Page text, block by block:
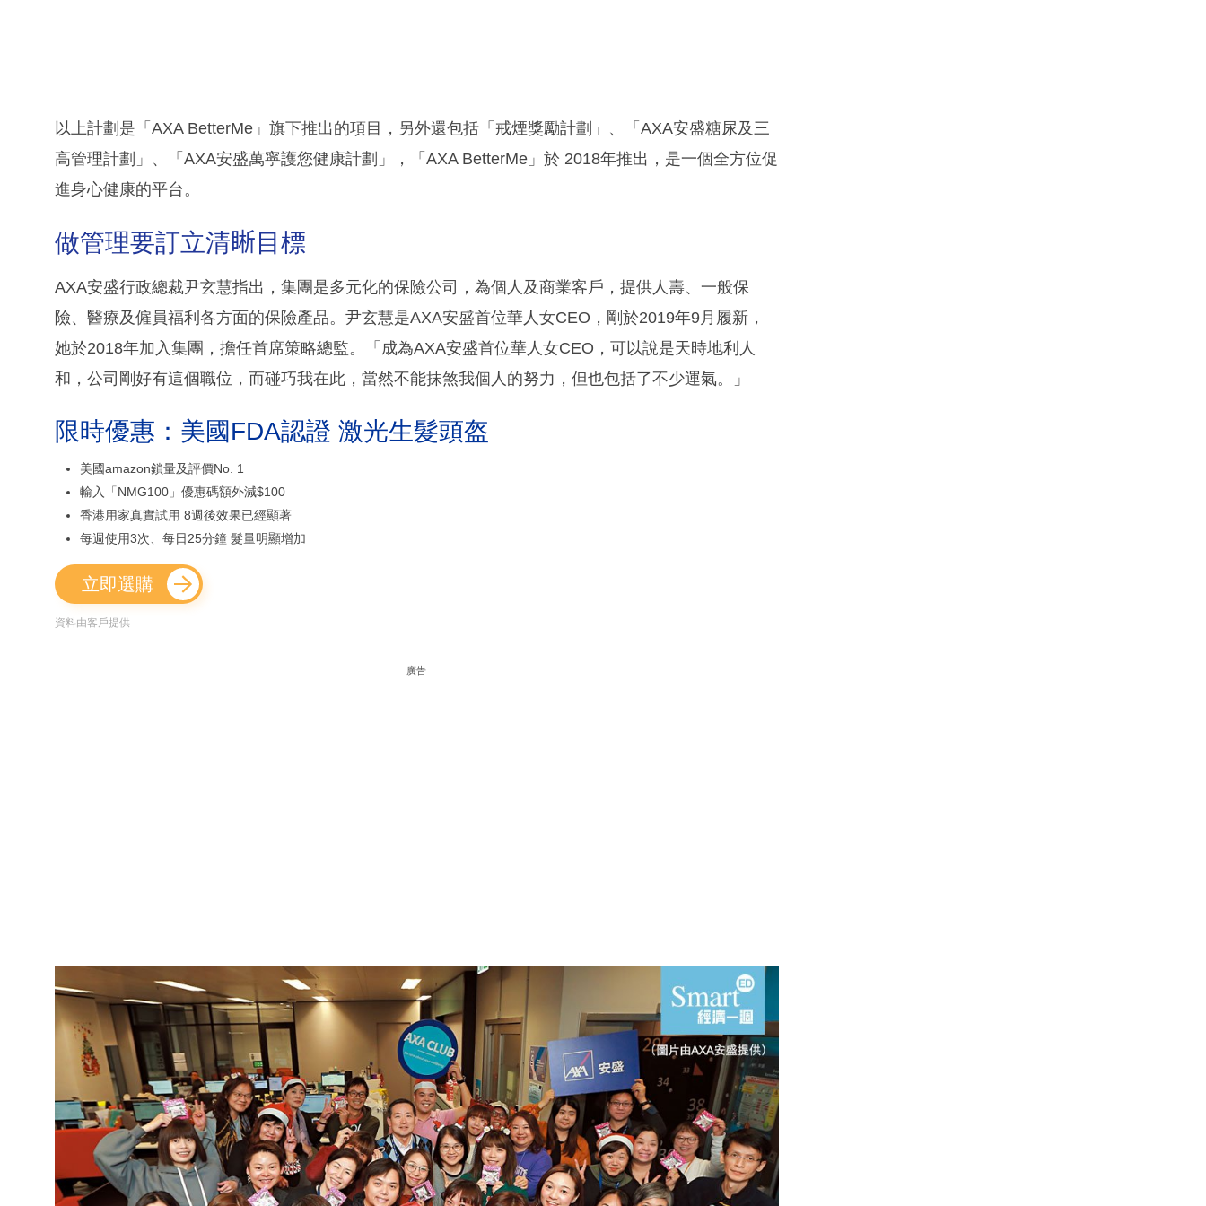
以上計劃是「AXA BetterMe」旗下推出的項目，另外還包括「戒煙獎勵計劃」、「AXA安盛糖尿及三
高管理計劃」、「AXA安盛萬寧護您健康計劃」，「AXA BetterMe」於 2018年推出，是一個全方位促
進身心健康的平台。
做管理要訂立清𥇦目標
AXA安盛行政總裁尹玄慧指出，集團是多元化的保險公司，為個人及商業客戶，提供人壽、一般保
險、醫療及僱員福利各方面的保險產品。尹玄慧是AXA安盛首位華人女CEO，剛於2019年9月履新，
她於2018年加入集團，擔任首席策略總監。「成為AXA安盛首位華人女CEO，可以說是天時地利人
和，公司剛好有這個職位，而碰巧我在此，當然不能抹煞我個人的努力，但也包括了不少運氣。」
限時優惠：美國FDA認證 激光生髮頭盔
美國amazon鎖量及評價No. 1
輸入「NMG100」優惠碼額外減$100
香港用家真實試用 8週後效果已經顯著
每週使用3次、每日25分鐘 髮量明顯增加
立即選購
資料由客戶提供
廣告